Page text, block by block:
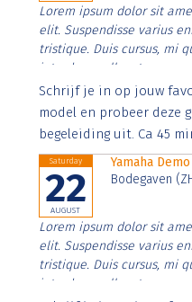
Lorem ipsum dolor sit
elit. Suspendisse varius
tristique. Duis cursus, mi
interdum nulla, ut
Aenean faucibus nibh et
imperdiet. Nunc ut sem
Schrijf je in op jouw
model en probeer deze
begeleiding uit. Ca 45
Saturday
22
AUGUST
Yamaha
Bodegaven
Lorem ipsum dolor sit
elit. Suspendisse varius
tristique. Duis cursus, mi
interdum nulla, ut